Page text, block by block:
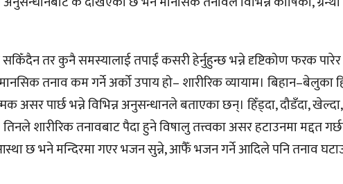
तर कुनै समस्यालाई तपाईं कसरी हेर्नुहुन्छ भन्ने दृष्टिकोण फरक पारेर
तनाव कम गर्ने अर्को उपाय हो– शारीरिक व्यायाम। बिहान–बेलुका
असर पार्छ भन्ने विभिन्न अनुसन्धानले बताएका छन्। हिँड्दा, दौडँदा, खेल्दा,
शारीरिक तनावबाट पैदा हुने विषालु तत्त्वका असर हटाउनमा मद्दत
छ भने मन्दिरमा गएर भजन सुन्ने, आफैँ भजन गर्ने आदिले पनि तनाव